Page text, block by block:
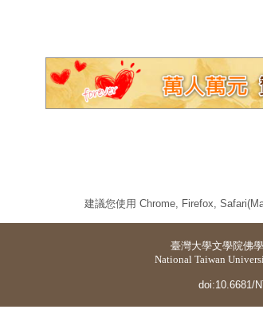
建議您使用 Chrome, Firefox,
臺灣大學文學院佛
National Taiwan
doi:10.6681/